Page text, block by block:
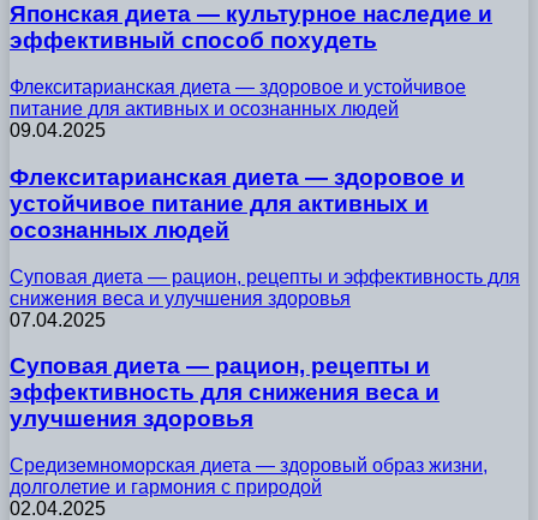
Японская диета — культурное наследие и
эффективный способ похудеть
Флекситарианская диета — здоровое и устойчивое
питание для активных и осознанных людей
09.04.2025
Флекситарианская диета — здоровое и
устойчивое питание для активных и
осознанных людей
Суповая диета — рацион, рецепты и эффективность для
снижения веса и улучшения здоровья
07.04.2025
Суповая диета — рацион, рецепты и
эффективность для снижения веса и
улучшения здоровья
Средиземноморская диета — здоровый образ жизни,
долголетие и гармония с природой
02.04.2025